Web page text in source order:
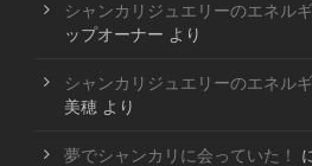
シャンカリジュエリーのエネル
ップオーナー より
シャンカリジュエリーのエネル
美穂 より
夢でシャンカリに会っていた！